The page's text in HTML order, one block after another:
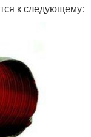
к следующему: